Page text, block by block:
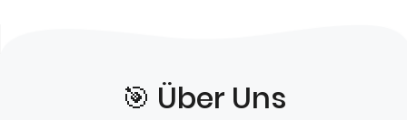
🎯️ Über Uns